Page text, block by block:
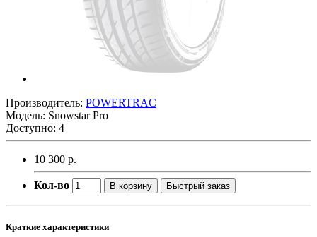
Производитель: POWERTRAC
Модель: Snowstar Pro
Доступно: 4
10 300 р.
Кол-во В корзину Быстрый заказ
Краткие характеристики